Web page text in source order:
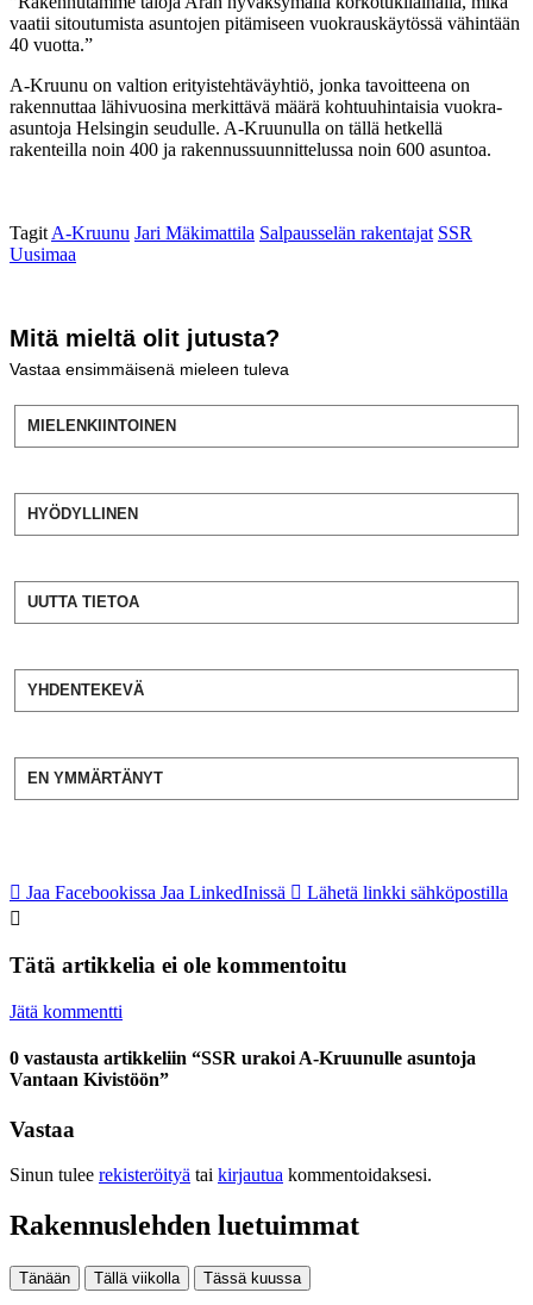
vaatii sitoutumista asuntojen pitämiseen vuokrauskäytössä vähintään
40 vuotta.”
A-Kruunu on valtion erityistehtäväyhtiö, jonka tavoitteena on
rakennuttaa lähivuosina merkittävä määrä kohtuuhintaisia vuokra-
asuntoja Helsingin seudulle. A-Kruunulla on tällä hetkellä
rakenteilla noin 400 ja rakennussuunnittelussa noin 600 asuntoa.
Tagit A-Kruunu Jari Mäkimattila Salpausselän rakentajat SSR
Uusimaa
Mitä mieltä olit jutusta?
Vastaa ensimmäisenä mieleen tuleva
MIELENKIINTOINEN
HYÖDYLLINEN
UUTTA TIETOA
YHDENTEKEVÄ
EN YMMÄRTÄNYT
Jaa Facebookissa Jaa LinkedInissä Lähetä linkki sähköpostilla
Tätä artikkelia ei ole kommentoitu
Jätä kommentti
0 vastausta artikkeliin “SSR urakoi A-Kruunulle asuntoja
Vantaan Kivistöön”
Vastaa
Sinun tulee rekisteröityä tai kirjautua kommentoidaksesi.
Rakennuslehden luetuimmat
Tänään Tällä viikolla Tässä kuussa